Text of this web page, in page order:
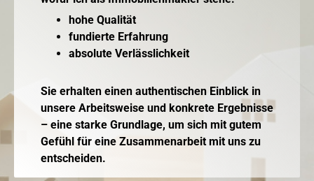
hohe Qualität
fundierte Erfahrung
absolute Verlässlichkeit
Sie erhalten einen authentischen Einblick in
unsere Arbeitsweise und konkrete Ergebnisse
– eine starke Grundlage, um sich mit gutem
Gefühl für eine Zusammenarbeit mit uns zu
entscheiden.